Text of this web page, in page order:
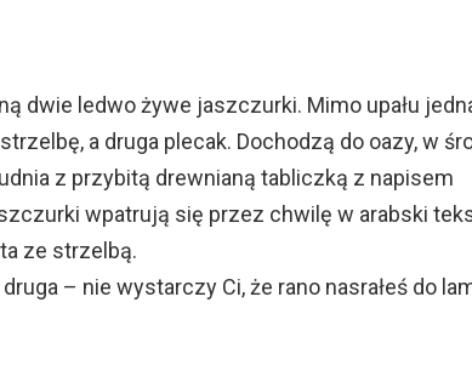
dwie ledwo żywe jaszczurki. Mimo upału
a druga plecak. Dochodzą do oazy, w
z przybitą drewnianą tabliczką z napisem
wpatrują się przez chwilę w arabski
ze strzelbą.
– nie wystarczy Ci, że rano nasrałeś do